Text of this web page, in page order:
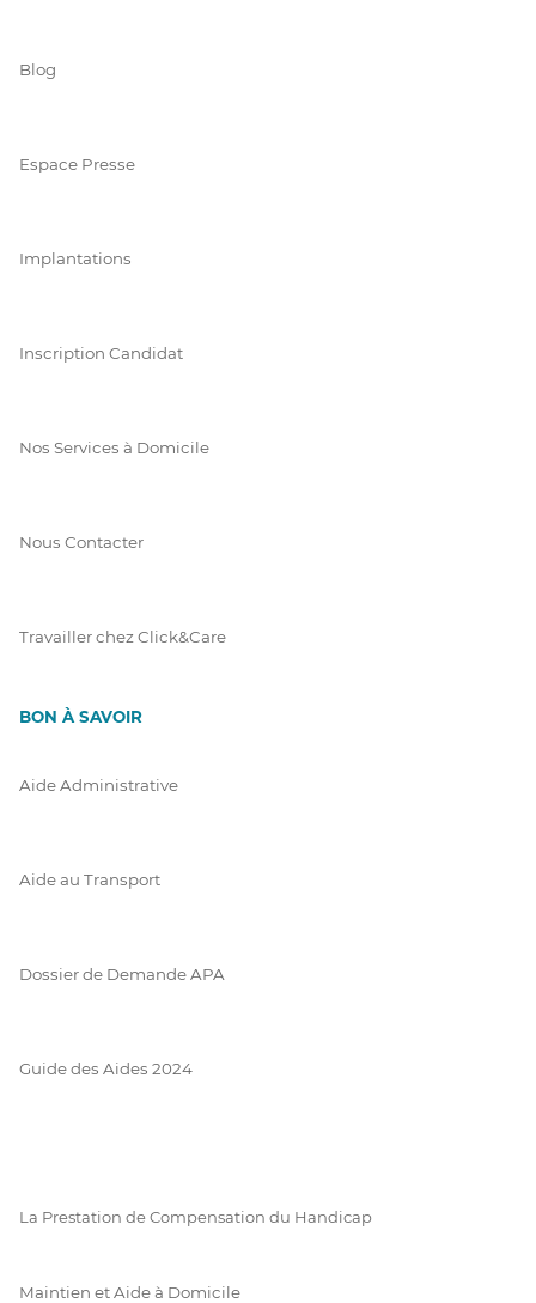
Blog
Espace Presse
Implantations
Inscription Candidat
Nos Services à Domicile
Nous Contacter
Travailler chez Click&Care
BON À SAVOIR
Aide Administrative
Aide au Transport
Dossier de Demande APA
Guide des Aides 2024
La Prestation de Compensation du Handicap
Maintien et Aide à Domicile